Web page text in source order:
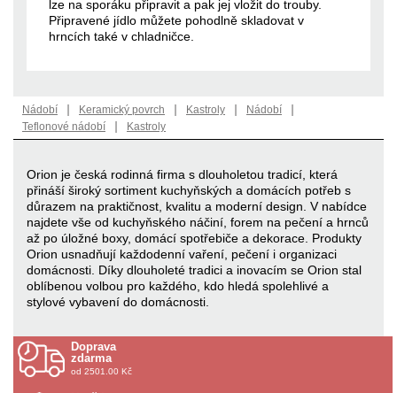
lze na sporáku připravit a pak jej vložit do trouby.
Připravené jídlo můžete pohodlně skladovat v
hrncích také v chladničce.
Nádobí | Keramický povrch | Kastroly | Nádobí |
Teflonové nádobí | Kastroly
Orion je česká rodinná firma s dlouholetou tradicí, která
přináší široký sortiment kuchyňských a domácích potřeb s
důrazem na praktičnost, kvalitu a moderní design. V nabídce
najdete vše od kuchyňského náčiní, forem na pečení a hrnců
až po úložné boxy, domácí spotřebiče a dekorace. Produkty
Orion usnadňují každodenní vaření, pečení i organizaci
domácnosti. Díky dlouholeté tradici a inovacím se Orion stal
oblíbenou volbou pro každého, kdo hledá spolehlivé a
stylové vybavení do domácnosti.
Doprava
zdarma
od 2501.00 Kč